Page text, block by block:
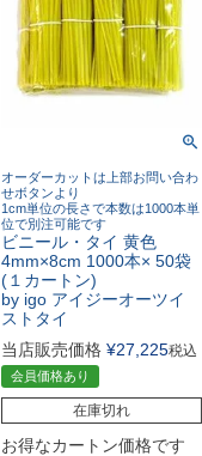
オーダーカットは上部お問い合わ
せボタンより
1cm単位の長さで本数は1000本単
位で別注可能です
ビニール・タイ 黄色
4mm×8cm 1000本× 50袋
(１カートン)
by igo アイジーオーツイ
ストタイ
当店販売価格 ¥27,225税込
会員価格あり
在庫切れ
お得なカートン価格です